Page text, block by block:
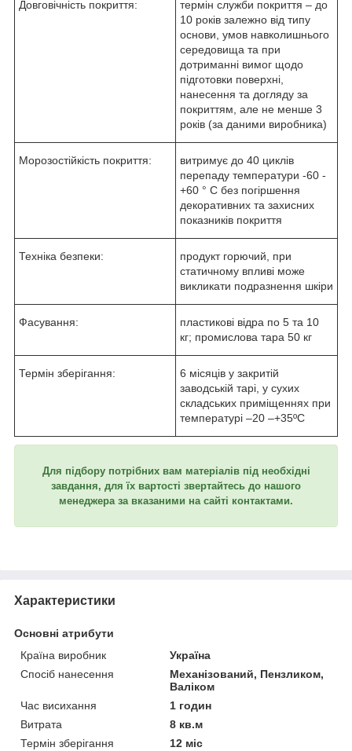
Довговічність покриття:
термін служби покриття – до
10 років залежно від типу
основи, умов навколишнього
середовища та при
дотриманні вимог щодо
підготовки поверхні,
нанесення та догляду за
покриттям, але не менше 3
років (за даними виробника)
Морозостійкість покриття:
витримує до 40 циклів
перепаду температури -60 -
+60 ° С без погіршення
декоративних та захисних
показників покриття
Техніка безпеки:
продукт горючий, при
статичному впливі може
викликати подразнення шкіри
Фасування:
пластикові відра по 5 та 10
кг; промислова тара 50 кг
Термін зберігання:
6 місяців у закритій
заводській тарі, у сухих
складських приміщеннях при
температурі –20 –+35ºС
Для підбору потрібних вам матеріалів під необхідні
завдання, для їх вартості звертайтесь до нашого
менеджера за вказаними на сайті контактами.
Характеристики
Основні атрибути
Країна виробник
Україна
Спосіб нанесення
Механізований, Пензликом,
Валіком
Час висихання
1 годин
Витрата
8 кв.м
Термін зберігання
12 міс